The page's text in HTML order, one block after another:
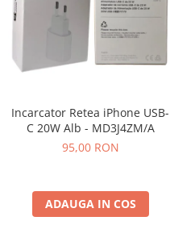
BP4K / Redmi Note 12 Pro 5G
x5 Pro 5G / Poco F5 5G
Acumulatori Pentru OPPO
ACUMULATORI OPPO
ACUMULATORI HUAWEI
COMPATIBILI
ACUMULATORI HUAWEI
ACUMULATORI IPHONE
Incarcator Retea iPhone USB-
C 20W Alb - MD3J4ZM/A
95,00 RON
ADAUGA IN COS